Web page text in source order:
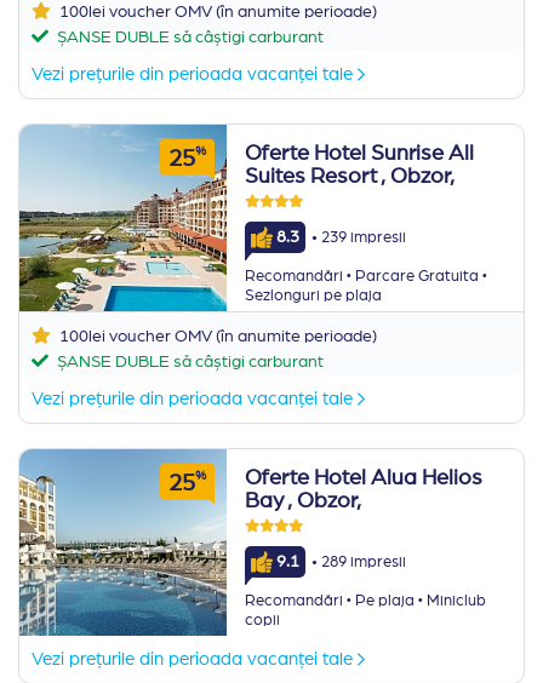
100lei voucher OMV (în anumite perioade)
ȘANSE DUBLE să câștigi carburant
Vezi prețurile din perioada vacanței tale
25%
Oferte Hotel Sunrise All
Suites Resort , Obzor,
8.3 · 239 impresii
Recomandări ·Parcare Gratuita ·
Sezlonguri pe plaja
100lei voucher OMV (în anumite perioade)
ȘANSE DUBLE să câștigi carburant
Vezi prețurile din perioada vacanței tale
25%
Oferte Hotel Alua Helios
Bay , Obzor,
9.1 · 289 impresii
Recomandări ·Pe plaja ·Miniclub
copii
Vezi prețurile din perioada vacanței tale